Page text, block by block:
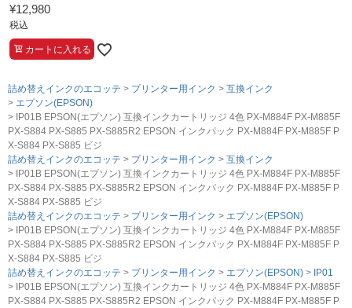
¥12,980
税込
カートに入れる
詰め替えインクのエコッテ プリンター用インク
互換インク
エプソン(EPSON)
IP01B EPSON(エプソン) 互換インクカートリッジ 4色 PX-M884F PX-M885F
PX-S884 PX-S885 PX-S885R2 EPSON インクパック PX-M884F PX-M885F P
X-S884 PX-S885 ビジ
詰め替えインクのエコッテ
プリンター用インク
互換インク
IP01B EPSON(エプソン) 互換インクカートリッジ 4色 PX-M884F PX-M885F
PX-S884 PX-S885 PX-S885R2 EPSON インクパック PX-M884F PX-M885F P
X-S884 PX-S885 ビジ
詰め替えインクのエコッテ
プリンター用インク
エプソン(EPSON)
IP01B EPSON(エプソン) 互換インクカートリッジ 4色 PX-M884F PX-M885F
PX-S884 PX-S885 PX-S885R2 EPSON インクパック PX-M884F PX-M885F P
X-S884 PX-S885 ビジ
詰め替えインクのエコッテ
プリンター用インク エプソン(EPSON)
IP01
IP01B EPSON(エプソン) 互換インクカートリッジ 4色 PX-M884F PX-M885F
PX-S884 PX-S885 PX-S885R2 EPSON インクパック PX-M884F PX-M885F P